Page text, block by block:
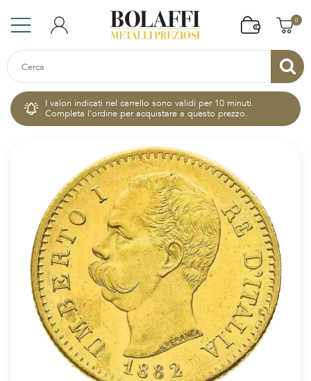
0
I valori indicati nel carrello sono validi per 10 minuti.
Completa l'ordine per acquistare a questo prezzo.